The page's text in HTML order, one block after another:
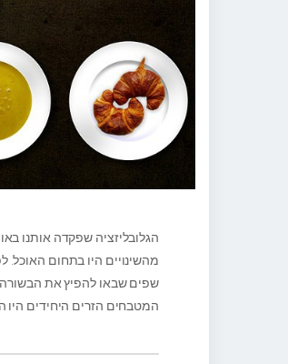
הגלובליזציה שפקדה אותנו
מהשינויים היו בתחום
המטבחים הזרים היחידים היו